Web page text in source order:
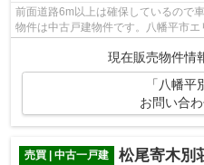
前面道路6m以上は確保しているので
物件は中古戸建物件です。八幡平市
現在販売物件情
「八幡平
お問い合
売買 | 中古一戸建 松尾寄木別